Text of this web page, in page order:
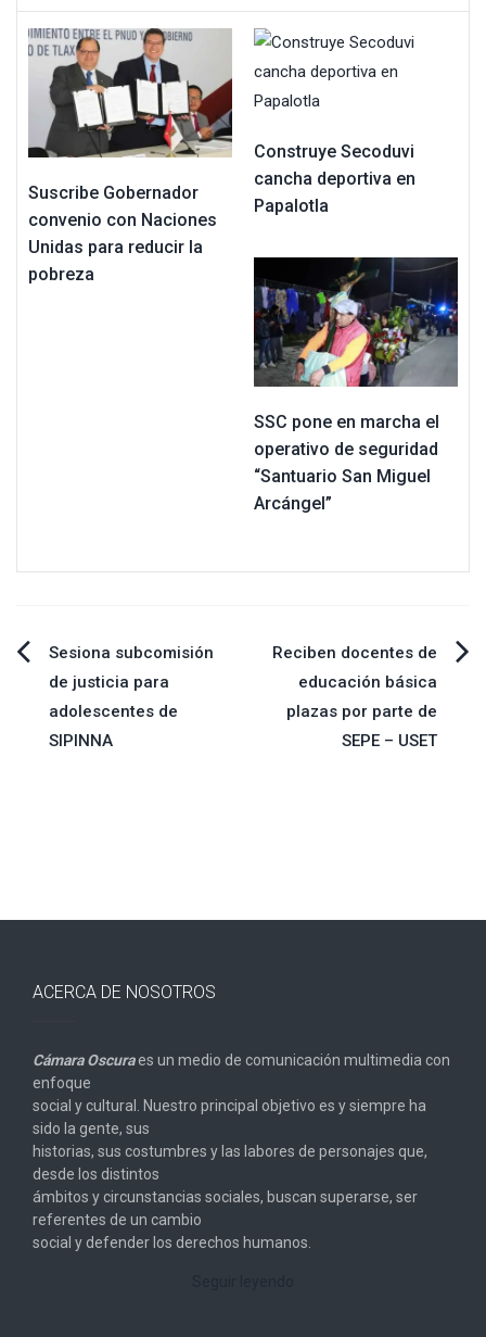
Suscribe Gobernador
convenio con Naciones
Unidas para reducir la
pobreza
Construye Secoduvi
cancha deportiva en
Papalotla
SSC pone en marcha el
operativo de seguridad
“Santuario San Miguel
Arcángel”
Navegación
de
Sesiona subcomisión
de justicia para
adolescentes de
SIPINNA
Reciben docentes de
educación básica
plazas por parte de
SEPE – USET
ACERCA DE NOSOTROS
Cámara Oscuraes un medio de comunicación multimedia con
enfoque
social y cultural. Nuestro principal objetivo es y siempre ha
sido la gente, sus
historias, sus costumbres y las labores de personajes que,
desde los distintos
ámbitos y circunstancias sociales, buscan superarse, ser
referentes de un cambio
social y defender los derechos humanos.